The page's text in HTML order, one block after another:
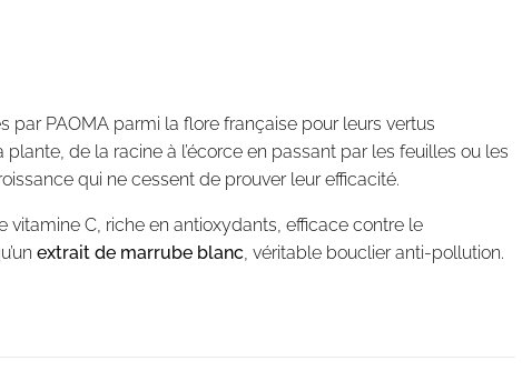
par PAOMA parmi la flore française pour leurs vertus
de la racine à l’écorce en passant par les feuilles ou les
qui ne cessent de prouver leur efficacité.
vitamine C, riche en antioxydants, efficace contre le
extrait de marrube blanc, véritable bouclier anti-pollution.